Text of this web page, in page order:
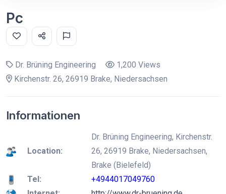
Pc
Dr. Brüning Engineering
1,200 Views
Kirchenstr. 26, 26919 Brake, Niedersachsen
Informationen
Location:
Dr. Brüning Engineering, Kirchenstr.
26, 26919 Brake, Niedersachsen,
Brake (Bielefeld)
Tel:
+4944017049760